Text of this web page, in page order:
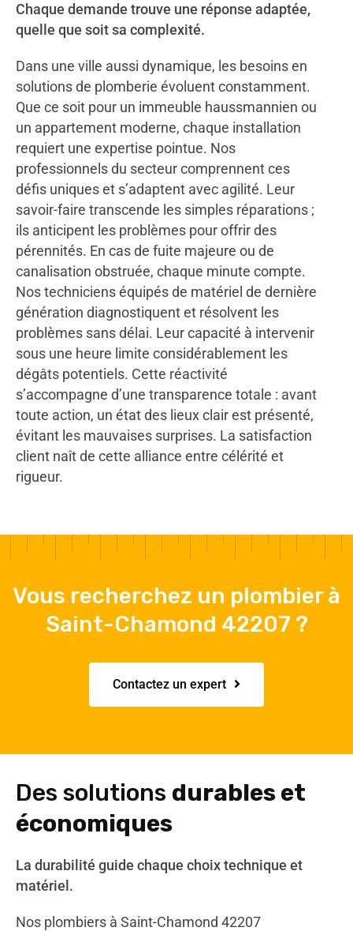
Chaque demande trouve une réponse adaptée,
quelle que soit sa complexité.
Dans une ville aussi dynamique, les besoins en
solutions de plomberie évoluent constamment.
Que ce soit pour un immeuble haussmannien ou
un appartement moderne, chaque installation
requiert une expertise pointue. Nos
professionnels du secteur comprennent ces
défis uniques et s’adaptent avec agilité. Leur
savoir-faire transcende les simples réparations ;
ils anticipent les problèmes pour offrir des
pérennités. En cas de fuite majeure ou de
canalisation obstruée, chaque minute compte.
Nos techniciens équipés de matériel de dernière
génération diagnostiquent et résolvent les
problèmes sans délai. Leur capacité à intervenir
sous une heure limite considérablement les
dégâts potentiels. Cette réactivité
s’accompagne d’une transparence totale : avant
toute action, un état des lieux clair est présenté,
évitant les mauvaises surprises. La satisfaction
client naît de cette alliance entre célérité et
rigueur.
Vous recherchez un plombier à
Saint-Chamond 42207 ?
Contactez un expert
Des solutions durables et
économiques
La durabilité guide chaque choix technique et
matériel.
Nos plombiers à Saint-Chamond 42207